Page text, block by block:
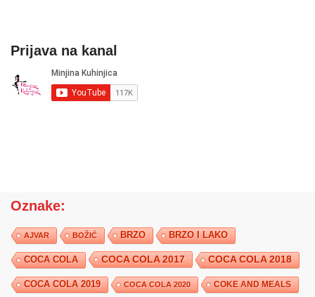
Prijava na kanal
Oznake:
AJVAR BOŽIĆ BRZO BRZO I LAKO
COCA COLA COCA COLA 2017 COCA COLA 2018
COCA COLA 2019 COCA COLA 2020 COKE AND MEALS